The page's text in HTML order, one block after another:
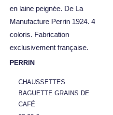
PERRIN
CHAUSSETTES
BAGUETTE GRAINS DE
CAFÉ